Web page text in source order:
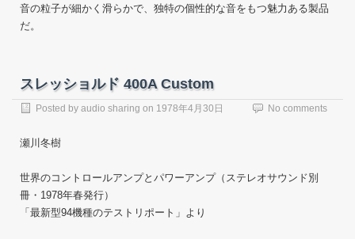
音の粒子が細かく滑らかで、独特の個性的な音をもつ魅力ある製品
だ。
スレッショルド 400A Custom
Posted by audio sharing on 1978年4月30日 No comments
瀬川冬樹
世界のコントロールアンプとパワーアンプ（ステレオサウンド別
冊・1978年春発行）
「最新型94機種のテストリポート」より